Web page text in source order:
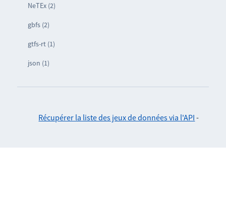
NeTEx (2)
gbfs (2)
gtfs-rt (1)
json (1)
Récupérer la liste des jeux de données via l'API -